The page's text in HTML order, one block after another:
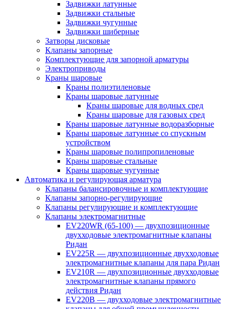
Задвижки латунные
Задвижки стальные
Задвижки чугунные
Задвижки шиберные
Затворы дисковые
Клапаны запорные
Комплектующие для запорной арматуры
Электроприводы
Краны шаровые
Краны полиэтиленовые
Краны шаровые латунные
Краны шаровые для водных сред
Краны шаровые для газовых сред
Краны шаровые латунные водоразборные
Краны шаровые латунные со спускным
устройством
Краны шаровые полипропиленовые
Краны шаровые стальные
Краны шаровые чугунные
Автоматика и регулирующая арматура
Клапаны балансировочные и комплектующие
Клапаны запорно-регулирующие
Клапаны регулирующие и комплектующие
Клапаны электромагнитные
EV220WR (65-100) — двухпозиционные
двухходовые электромагнитные клапаны
Ридан
EV225R — двухпозиционные двухходовые
электромагнитные клапаны для пара Ридан
EV210R — двухпозиционные двухходовые
электромагнитные клапаны прямого
действия Ридан
EV220B — двухходовые электромагнитные